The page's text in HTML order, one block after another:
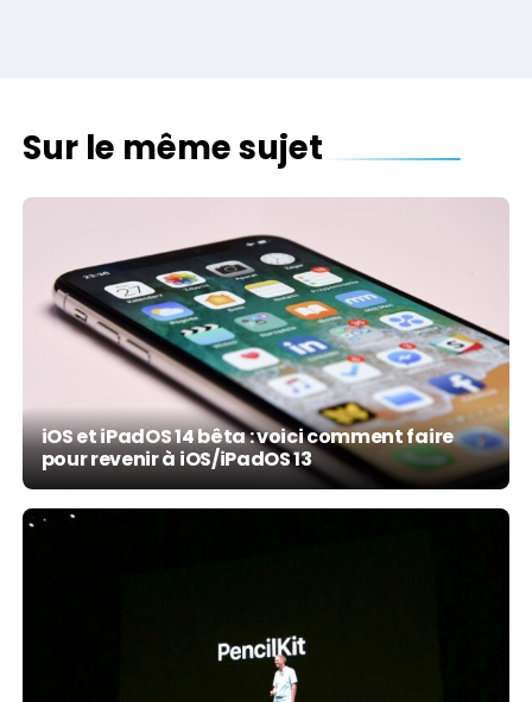
Sur le même sujet
iOS et iPadOS 14 bêta : voici comment faire
pour revenir à iOS/iPadOS 13